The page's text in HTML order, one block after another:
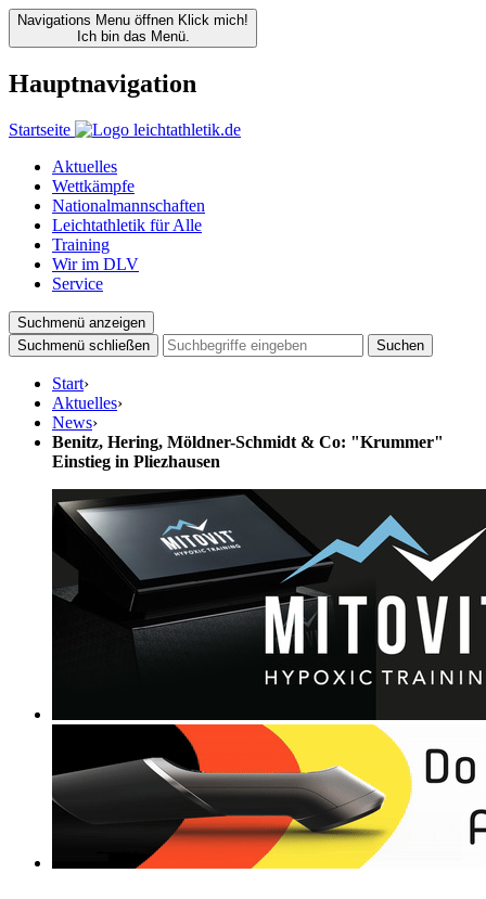
Navigations Menu öffnen Klick mich!
Ich bin das Menü.
Hauptnavigation
Startseite
Aktuelles
Wettkämpfe
Nationalmannschaften
Leichtathletik für Alle
Training
Wir im DLV
Service
Suchmenü anzeigen
Suchmenü schließen
Suchen
Start›
Aktuelles›
News›
Benitz, Hering, Möldner-Schmidt & Co: "Krummer"
Einstieg in Pliezhausen